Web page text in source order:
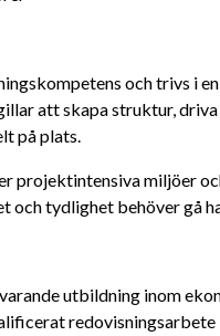
och trivs i
att skapa struktur,
på plats.
projektintensiva miljöer
tydlighet behöver gå
utbildning inom
redovisningsarbete